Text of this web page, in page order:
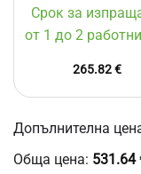
Срок за
от 1 до 2
265.82€
Допълнителна
Обща цена: 531.64